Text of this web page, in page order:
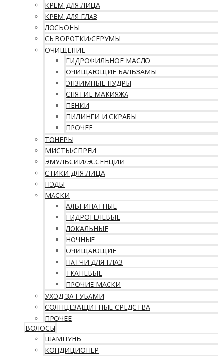
КРЕМ ДЛЯ ЛИЦА
КРЕМ ДЛЯ ГЛАЗ
ЛОСЬОНЫ
СЫВОРОТКИ/СЕРУМЫ
ОЧИЩЕНИЕ
ГИДРОФИЛЬНОЕ МАСЛО
ОЧИЩАЮЩИЕ БАЛЬЗАМЫ
ЭНЗИМНЫЕ ПУДРЫ
СНЯТИЕ МАКИЯЖА
ПЕНКИ
ПИЛИНГИ И СКРАБЫ
ПРОЧЕЕ
ТОНЕРЫ
МИСТЫ/СПРЕИ
ЭМУЛЬСИИ/ЭССЕНЦИИ
СТИКИ ДЛЯ ЛИЦА
ПЭДЫ
МАСКИ
АЛЬГИНАТНЫЕ
ГИДРОГЕЛЕВЫЕ
ЛОКАЛЬНЫЕ
НОЧНЫЕ
ОЧИЩАЮЩИЕ
ПАТЧИ ДЛЯ ГЛАЗ
ТКАНЕВЫЕ
ПРОЧИЕ МАСКИ
УХОД ЗА ГУБАМИ
СОЛНЦЕЗАЩИТНЫЕ СРЕДСТВА
ПРОЧЕЕ
ВОЛОСЫ
ШАМПУНЬ
КОНДИЦИОНЕР